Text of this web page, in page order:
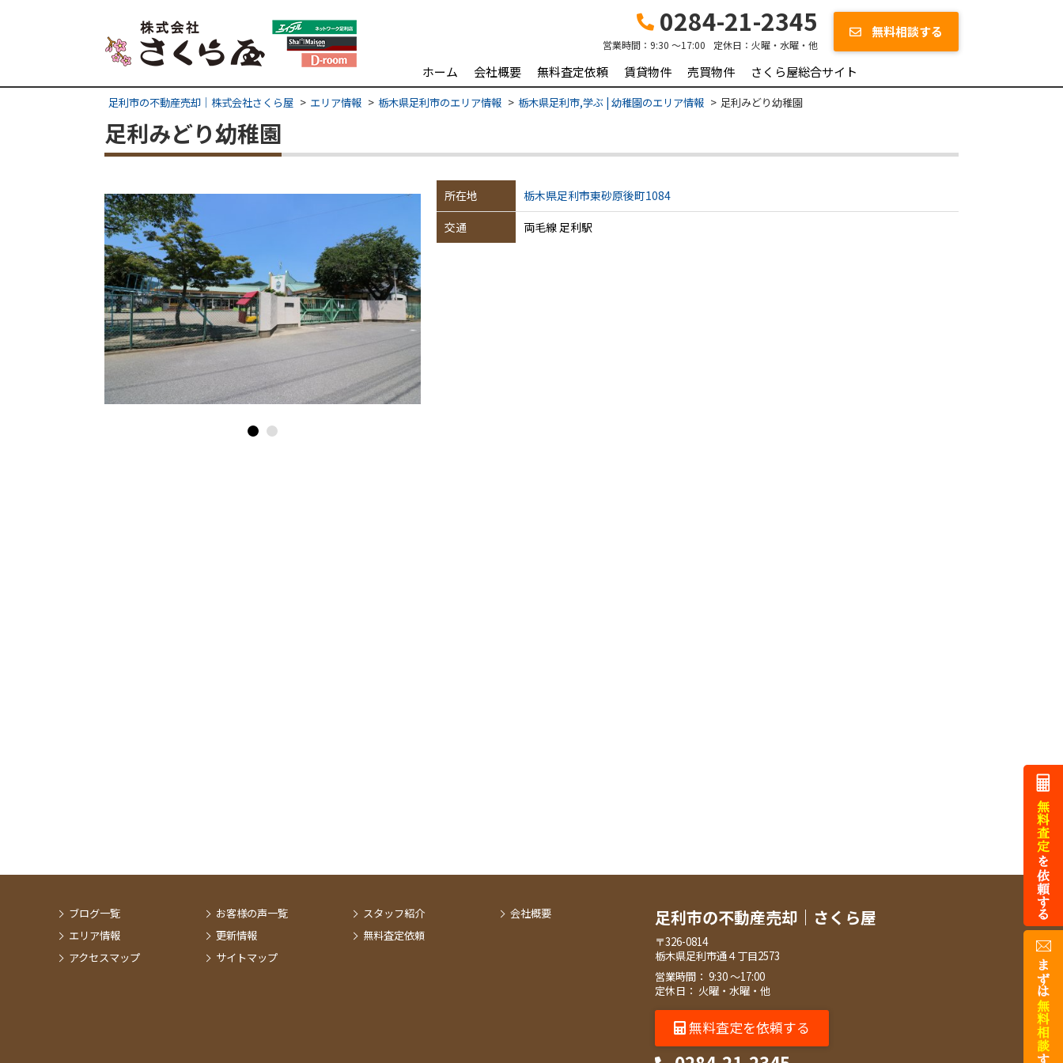
0284-21-2345
営業時間： 9:30 ～17:00 定休日： 火曜・水曜・他
無料相談する
ホーム 会社概要 無料査定依頼 賃貸物件 売買物件 さくら屋総合サイト
足利市の不動産売却｜株式会社さくら屋 エリア情報 栃木県足利市のエリア情報 栃木県足利市,学ぶ | 幼稚園のエリア情報 足利みどり幼稚園
足利みどり幼稚園
所在地
栃木県足利市東砂原後町1084
交通
両毛線 足利駅
ブログ一覧
エリア情報
アクセスマップ
お客様の声一覧
更新情報
サイトマップ
スタッフ紹介
無料査定依頼
会社概要 足利市の不動産売却｜さくら屋
〒326-0814
栃木県足利市通４丁目2573
営業時間： 9:30 ～17:00
定休日： 火曜・水曜・他
無料査定を依頼する